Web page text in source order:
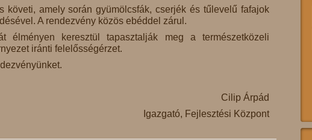
követi, amely során gyümölcsfák, cserjék és tűlevelű fafajok
A rendezvény közös ebéddel zárul.
keresztül tapasztalják meg a természetközeli
iránti felelősségérzet.
Cilip Árpád
Igazgató, Fejlesztési Központ